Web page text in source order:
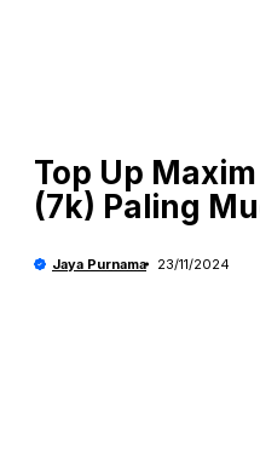
Top Up
(7k) Paling
Jaya Purnama 23/11/2024